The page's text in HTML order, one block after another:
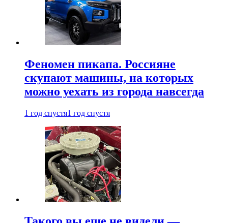
Феномен пикапа. Россияне
скупают машины, на которых
можно уехать из города навсегда
1 год спустя1 год спустя